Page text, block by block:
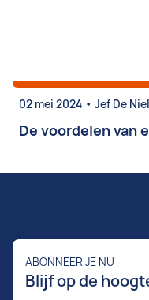
02 mei 2024 • Jef De Niel
De voordelen van
ABONNEER JE NU
Blijf op de